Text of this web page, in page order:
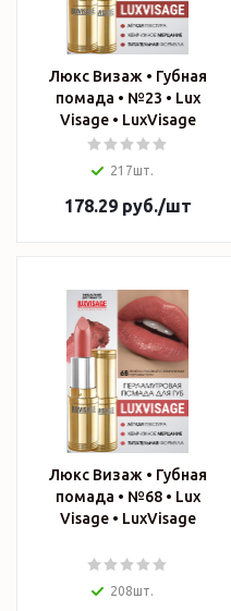
Люкс Визаж • Губная
помада • №23 • Lux
Visage • LuxVisage
217шт.
178.29руб./шт
Люкс Визаж • Губная
помада • №68 • Lux
Visage • LuxVisage
208шт.